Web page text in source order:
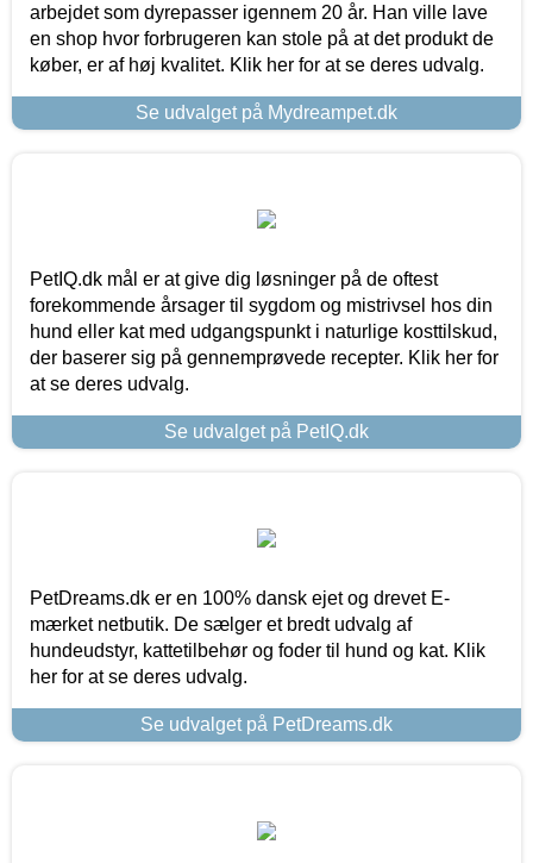
arbejdet som dyrepasser igennem 20 år. Han ville lave
en shop hvor forbrugeren kan stole på at det produkt de
køber, er af høj kvalitet. Klik her for at se deres udvalg.
Se udvalget på Mydreampet.dk
PetIQ.dk mål er at give dig løsninger på de oftest
forekommende årsager til sygdom og mistrivsel hos din
hund eller kat med udgangspunkt i naturlige kosttilskud,
der baserer sig på gennemprøvede recepter. Klik her for
at se deres udvalg.
Se udvalget på PetIQ.dk
PetDreams.dk er en 100% dansk ejet og drevet E-
mærket netbutik. De sælger et bredt udvalg af
hundeudstyr, kattetilbehør og foder til hund og kat. Klik
her for at se deres udvalg.
Se udvalget på PetDreams.dk